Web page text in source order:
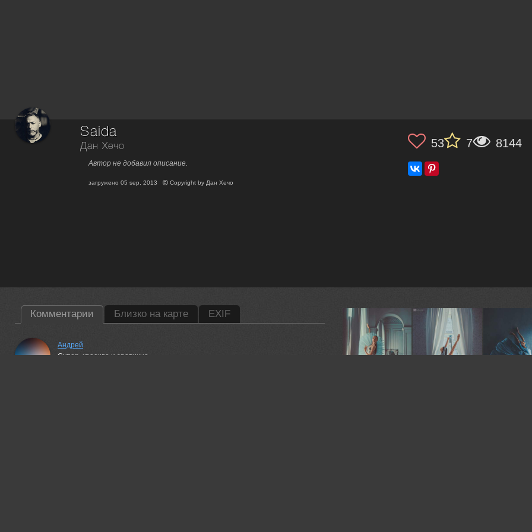
Saida
Дан Хечо
Автор не добавил описание.
загружено05 sep, 2013 Copyright byДан Хечо
53 7 8144
Комментарии Близко на карте EXIF
Андрей
Супер, красиво и эротично